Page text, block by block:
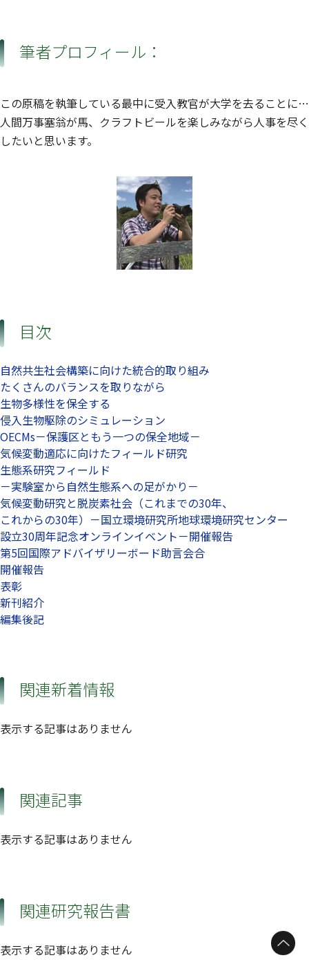
筆者プロフィール：
この原稿を執筆している最中に受入教官が大学を去ることに…
人間万事塞翁が馬、クラフトビールを楽しみながら人事を尽く
したいと思います。
目次
自然共生社会構築に向けた統合的取り組み
たくさんのバランスを取りながら
生物多様性を保全する
侵入生物駆除のシミュレーション
OECMs－保護区ともう一つの保全地域－
気候変動適応に向けたフィールド研究
生態系研究フィールド
－実験室から自然生態系への足がかり－
気候変動研究と脱炭素社会（これまでの30年、
これからの30年）－国立環境研究所地球環境研究センター
設立30周年記念オンラインイベント－開催報告
第5回国際アドバイザリーボード助言会合
開催報告
表彰
新刊紹介
編集後記
関連新着情報
表示する記事はありません
関連記事
表示する記事はありません
関連研究報告書
表示する記事はありません